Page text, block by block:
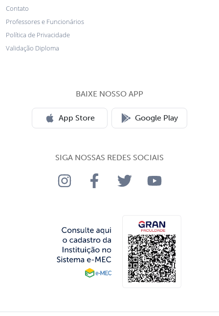
Contato
Professores e Funcionários
Política de Privacidade
Validação Diploma
BAIXE NOSSO APP
App Store Google Play
SIGA NOSSAS REDES SOCIAIS